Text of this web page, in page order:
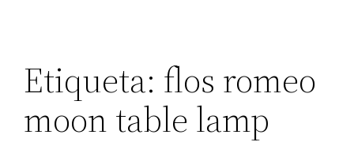
Etiqueta: flos romeo
moon table lamp